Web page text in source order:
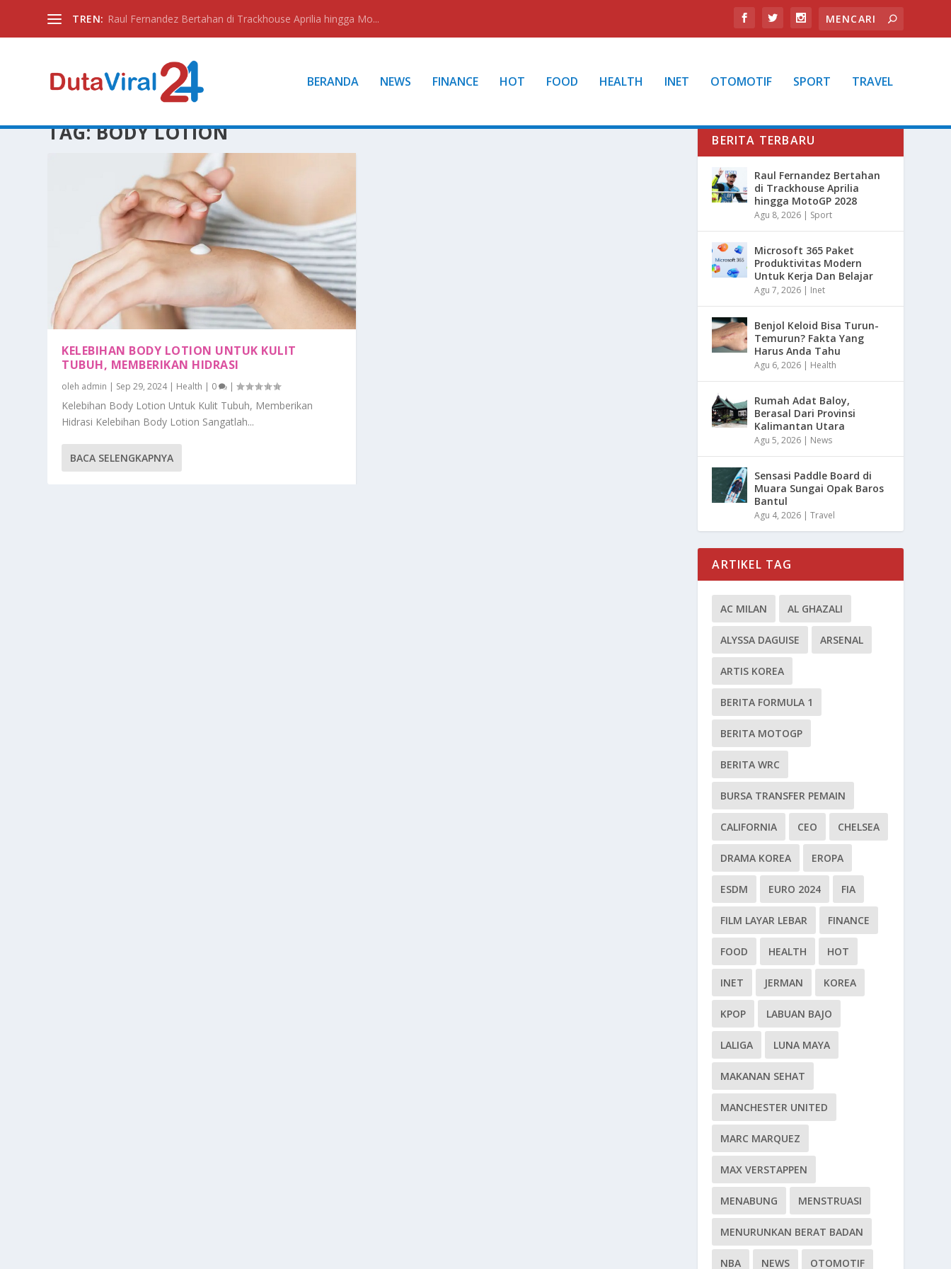
TREN: Raul Fernandez Bertahan di Trackhouse Aprilia hingga Mo...
BERANDA NEWS FINANCE HOT FOOD HEALTH INET OTOMOTIF SPORT TRAVEL
TAG:BODY LOTION
KELEBIHAN BODY LOTION UNTUK KULIT
TUBUH, MEMBERIKAN HIDRASI
oleh admin | Sep 29, 2024| Health | 0 |
Kelebihan Body Lotion Untuk Kulit Tubuh, Memberikan
Hidrasi Kelebihan Body Lotion Sangatlah...
BACA SELENGKAPNYA
BERITA TERBARU
Raul Fernandez Bertahan
di Trackhouse Aprilia
hingga MotoGP 2028
Agu 8, 2026 | Sport
Microsoft 365 Paket
Produktivitas Modern
Untuk Kerja Dan Belajar
Agu 7, 2026 | Inet
Benjol Keloid Bisa Turun-
Temurun? Fakta Yang
Harus Anda Tahu
Agu 6, 2026 | Health
Rumah Adat Baloy,
Berasal Dari Provinsi
Kalimantan Utara
Agu 5, 2026 | News
Sensasi Paddle Board di
Muara Sungai Opak Baros
Bantul
Agu 4, 2026 |Travel
ARTIKEL TAG
AC MILAN AL GHAZALI
ALYSSA DAGUISE ARSENAL
ARTIS KOREA
BERITA FORMULA 1
BERITA MOTOGP
BERITA WRC
BURSA TRANSFER PEMAIN
CALIFORNIA CEO CHELSEA
DRAMA KOREA EROPA
ESDM EURO 2024 FIA
FILM LAYAR LEBAR FINANCE
FOOD HEALTH HOT
INET JERMAN KOREA
KPOP LABUAN BAJO
LALIGA LUNA MAYA
MAKANAN SEHAT
MANCHESTER UNITED
MARC MARQUEZ
MAX VERSTAPPEN
MENABUNG MENSTRUASI
MENURUNKAN BERAT BADAN
NBA NEWS OTOMOTIF